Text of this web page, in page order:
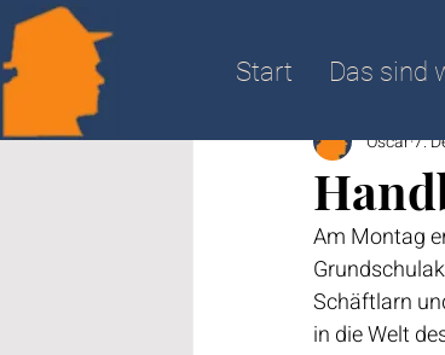
Start Das sind
Oscar7.
Am Montag
Schäftlarn
in die Welt